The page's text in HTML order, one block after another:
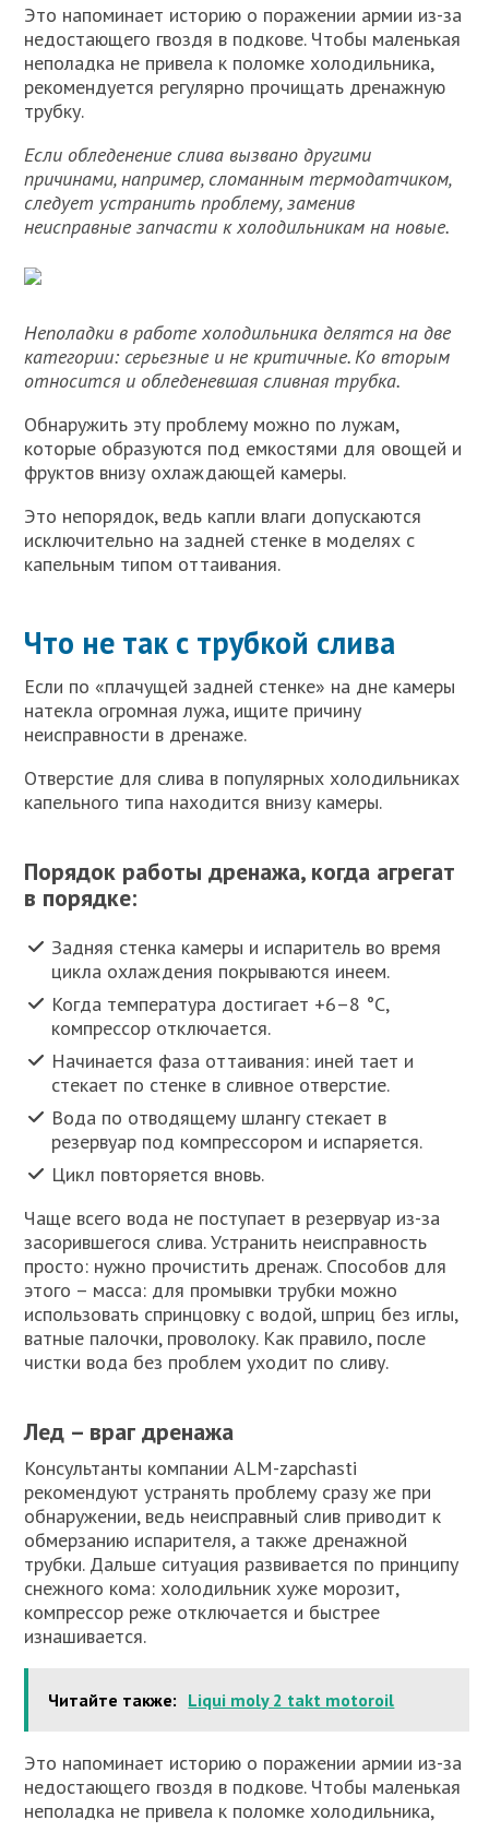
Это напоминает историю о поражении армии из-за
недостающего гвоздя в подкове. Чтобы маленькая
неполадка не привела к поломке холодильника,
рекомендуется регулярно прочищать дренажную
трубку.
Если обледенение слива вызвано другими
причинами, например, сломанным термодатчиком,
следует устранить проблему, заменив
неисправные запчасти к холодильникам на новые.
Неполадки в работе холодильника делятся на две
категории: серьезные и не критичные. Ко вторым
относится и обледеневшая сливная трубка.
Обнаружить эту проблему можно по лужам,
которые образуются под емкостями для овощей и
фруктов внизу охлаждающей камеры.
Это непорядок, ведь капли влаги допускаются
исключительно на задней стенке в моделях с
капельным типом оттаивания.
Что не так с трубкой слива
Если по «плачущей задней стенке» на дне камеры
натекла огромная лужа, ищите причину
неисправности в дренаже.
Отверстие для слива в популярных холодильниках
капельного типа находится внизу камеры.
Порядок работы дренажа, когда агрегат
в порядке:
Задняя стенка камеры и испаритель во время
цикла охлаждения покрываются инеем.
Когда температура достигает +6–8 °С,
компрессор отключается.
Начинается фаза оттаивания: иней тает и
стекает по стенке в сливное отверстие.
Вода по отводящему шлангу стекает в
резервуар под компрессором и испаряется.
Цикл повторяется вновь.
Чаще всего вода не поступает в резервуар из-за
засорившегося слива. Устранить неисправность
просто: нужно прочистить дренаж. Способов для
этого – масса: для промывки трубки можно
использовать спринцовку с водой, шприц без иглы,
ватные палочки, проволоку. Как правило, после
чистки вода без проблем уходит по сливу.
Лед – враг дренажа
Консультанты компании ALM-zapchasti
рекомендуют устранять проблему сразу же при
обнаружении, ведь неисправный слив приводит к
обмерзанию испарителя, а также дренажной
трубки. Дальше ситуация развивается по принципу
снежного кома: холодильник хуже морозит,
компрессор реже отключается и быстрее
изнашивается.
Читайте также: Liqui moly 2 takt motoroil
Это напоминает историю о поражении армии из-за
недостающего гвоздя в подкове. Чтобы маленькая
неполадка не привела к поломке холодильника,